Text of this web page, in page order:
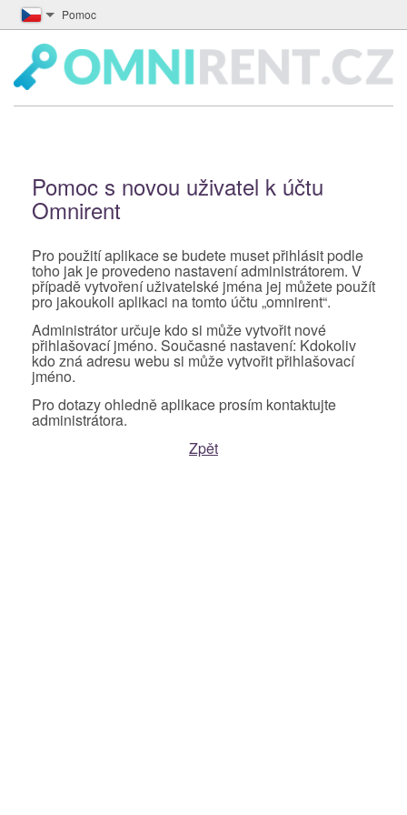
Pomoc
Pomoc s novou uživatel k účtu
Omnirent
Pro použití aplikace se budete muset přihlásit podle
toho jak je provedeno nastavení administrátorem. V
případě vytvoření uživatelské jména jej můžete použít
pro jakoukoli aplikaci na tomto účtu „omnirent“.
Administrátor určuje kdo si může vytvořit nové
přihlašovací jméno. Současné nastavení: Kdokoliv
kdo zná adresu webu si může vytvořit přihlašovací
jméno.
Pro dotazy ohledně aplikace prosím kontaktujte
administrátora.
Zpět